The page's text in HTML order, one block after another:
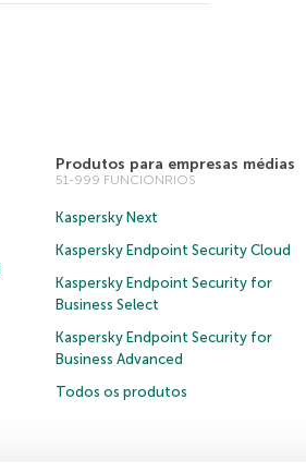
Produtos para empresas médias
51-999 FUNCIONRIOS
Kaspersky Next
Kaspersky Endpoint Security Cloud
Kaspersky Endpoint Security for
Business Select
Kaspersky Endpoint Security for
Business Advanced
Todos os produtos